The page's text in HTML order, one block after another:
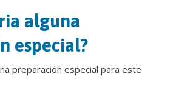
alguna
especial?
preparación especial para este